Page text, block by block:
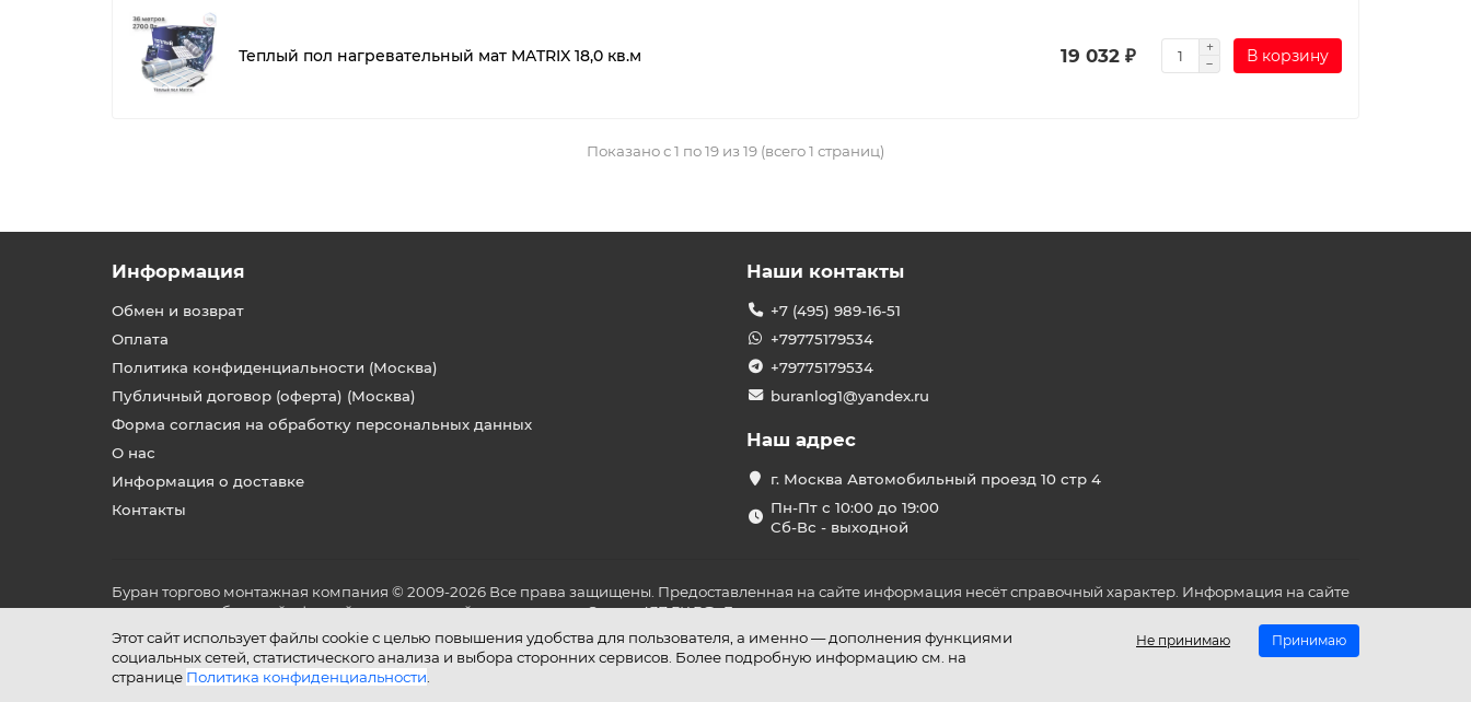
Теплый пол нагревательный мат MATRIX 18,0 кв.м 19 032 ₽ В корзину
Показано с 1 по 19 из 19 (всего 1 страниц)
Этот сайт использует файлы cookie с целью повышения удобства для пользователя, а именно — дополнения функциями
социальных сетей, статистического анализа и выбора сторонних сервисов. Более подробную информацию см. на
странице Политика конфиденциальности
Не принимаю Принимаю
Информация
Обмен и возврат
Оплата
Политика конфиденциальности (Москва)
Публичный договор (оферта) (Москва)
Форма согласия на обработку персональных данных
О нас
Информация о доставке
Контакты
Наши контакты
+7 (495) 989-16-51
+79775179534
+79775179534
buranlog1@yandex.ru
Наш адрес
г. Москва Автомобильный проезд 10 стр 4
Пн-Пт с 10:00 до 19:00
Сб-Вс - выходной
Буран торгово монтажная компания © 2009-2026 Все права защищены. Предоставленная на сайте информация несёт справочный характер. Информация на сайте
не является публичной офертой, определяемой положениями Статьи 437 ГК РФ. До оплаты товара удостоверьтесь во всех для вас важных характеристиках в товаре
и условиях его эксплуатации.